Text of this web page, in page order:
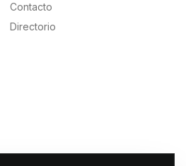
Contacto
Directorio